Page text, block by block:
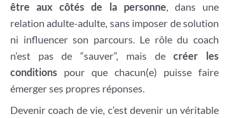
être aux côtés de la personne, dans une
relation adulte-adulte, sans imposer de solution
ni influencer son parcours. Le rôle du coach
n’est pas de “sauver”, mais decréer les
conditions pour que chacun(e) puisse faire
émerger ses propres réponses.
Devenir coach de vie, c’est devenir un véritable